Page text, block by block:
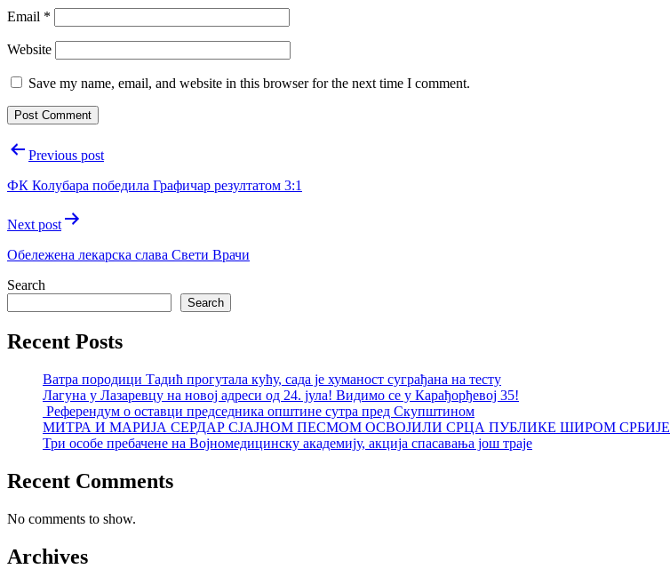
Email *
Website
Save my name, email, and website in this browser for the next time I comment.
PostPrevious post
ФК Колубара победила Графичар резултатом 3:1
Next post
Обележена лекарска слава Свети Врачи
Search
Search
Recent Posts
Ватра породици Тадић прогутала кућу, сада је хуманост суграђана на тесту
Лагуна у Лазаревцу на новој адреси од 24. јула! Видимо се у Карађорђевој 35!
Референдум о оставци председника општине сутра пред Скупштином
МИТРА И МАРИЈА СЕРДАР СЈАЈНОМ ПЕСМОМ ОСВОЈИЛИ СРЦА ПУБЛИКЕ ШИРОМ СРБИЈЕ
Три особе пребачене на Војномедицинску академију, акција спасавања још траје
Recent Comments
No comments to show.
Archives